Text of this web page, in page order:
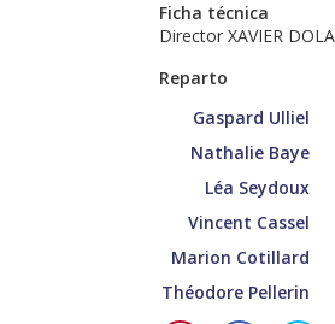
Ficha técnica
Director XAVIER
Reparto
Gaspard Ulliel
Nathalie Baye
Léa Seydoux
Vincent Cassel
Marion Cotillard
Théodore Pellerin